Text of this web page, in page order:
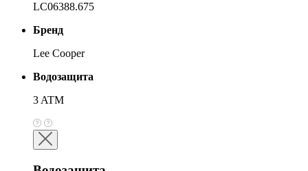
LC06388.675
Бренд
Lee Cooper
Водозащита
3 ATM